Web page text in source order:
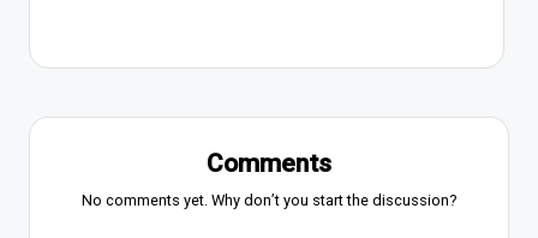
Comments
No comments yet. Why don’t you start the discussion?